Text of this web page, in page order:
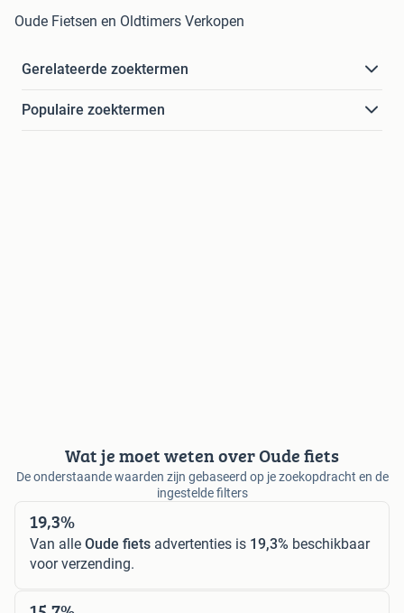
Oude Fietsen en Oldtimers Verkopen
Gerelateerde zoektermen
Populaire zoektermen
Wat je moet weten over Oude fiets
De onderstaande waarden zijn gebaseerd op je zoekopdracht en de
ingestelde filters
19,3%
Van alle Oude fiets advertenties is 19,3% beschikbaar
voor verzending.